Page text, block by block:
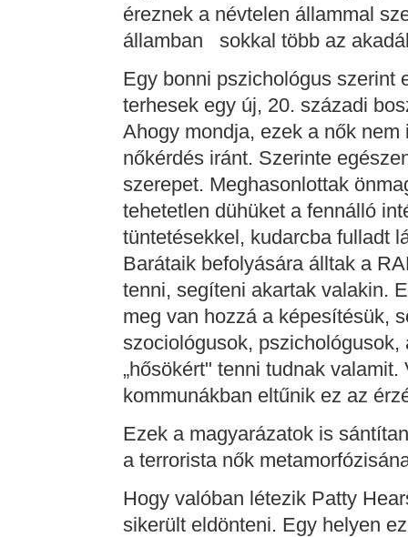
éreznek a névtelen állammal
államban sokkal több az
Egy bonni pszichológus szerint
terhesek egy új, 20. századi
Ahogy mondja, ezek a nők
nőkérdés iránt. Szerinte
szerepet. Meghasonlottak
tehetetlen dühüket a fennálló
tüntetésekkel, kudarcba fulladt
Barátaik befolyására álltak a
tenni, segíteni akartak valakin.
meg van hozzá a képesítésük,
szociológusok,
„hősökért" tenni tudnak
kommunákban eltűnik ez az
Ezek a magyarázatok is
a terrorista nők
Hogy valóban létezik Patty
sikerült eldönteni. Egy helyen